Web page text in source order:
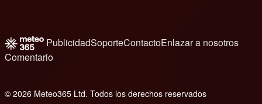
PublicidadSoporteContactoEnlazar a nosotros
Comentario
© 2026 Meteo365 Ltd. Todos los derechos reservados